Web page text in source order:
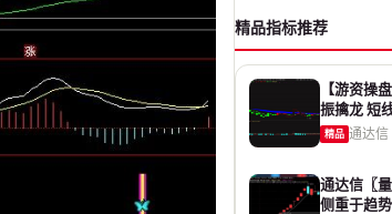
精品指标推荐
【游资操
振擒龙 短
底、游资
精品 通达信
通达信〖
侧重于趋